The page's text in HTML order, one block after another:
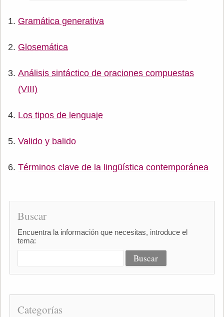
Gramática generativa
Glosemática
Análisis sintáctico de oraciones compuestas
(VIII)
Los tipos de lenguaje
Valido y balido
Términos clave de la lingüística contemporánea
Buscar
Encuentra la información que necesitas, introduce el
tema:
Categorías